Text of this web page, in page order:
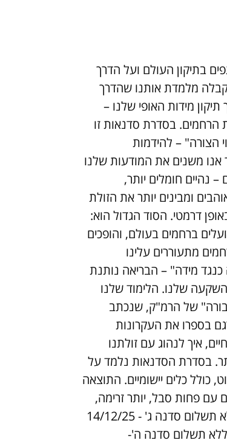
בתיקון העולם ועל הדרך
מלמדת אותנו שהדרך
תיקון מידות האופי שלנו –
הרחמים. בסדרת סדנאות זו
הצורה" – להידמות
אנו משנים את המודעות שלנו
נהיים חומלים יותר,
ומבינים יותר את הזולת
דרמטי. הסוד הגדול הוא:
ברחמים בעולם, והופכים
מתעוררים עלינו
מידה" – הבריאה נותנת
שלנו. הלימוד שלנו
של הרמ"ק, שנכתב
מתרגם בספרו את העקרונות
איך לנהוג עם זולתנו
בסדרת הסדנאות נלמד על
כולל כלים יישומיים. התוצאה
עם פחות סבל, יותר זרימה,
שפע ואור. סדנה ב' - 7/12/25 ללא תשלום סדנה ג' - 14/12/25
ללא תשלום סדנה ד' -21/12/25 ללא תשלום סדנה ה'-